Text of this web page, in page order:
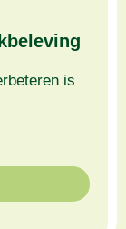
is